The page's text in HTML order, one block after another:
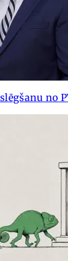
no